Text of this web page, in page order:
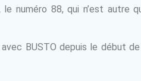
numéro 88, qui n’est autre
BUSTO depuis le début